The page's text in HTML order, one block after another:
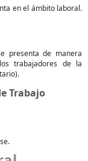
en el ámbito laboral.
presenta de manera
trabajadores de la
Trabajo